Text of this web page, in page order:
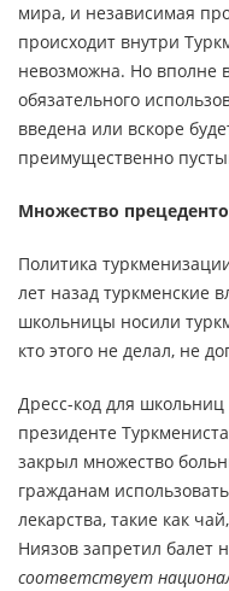
мира, и независимая
происходит внутри
невозможна. Но вполне
обязательного
введена или вскоре
преимущественно
Множество
Политика
лет назад туркменские
школьницы носили
кто этого не делал, не
Дресс-код для
президенте
закрыл множество
гражданам
лекарства, такие как
Ниязов запретил балет
соответствует